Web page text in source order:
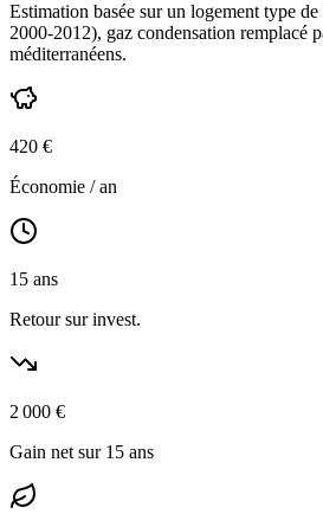
Estimation basée sur un logement type de
2000-2012), gaz condensation remplacé
méditerranéens.
420 €
Économie / an
15 ans
Retour sur invest.
2 000 €
Gain net sur 15 ans